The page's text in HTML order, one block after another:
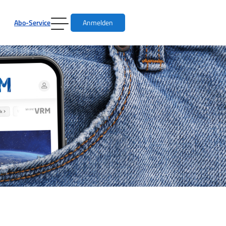
Abo-Service Anmelden